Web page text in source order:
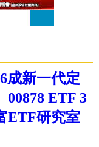
成新一代定
00878 ETF 3
ETF研究室